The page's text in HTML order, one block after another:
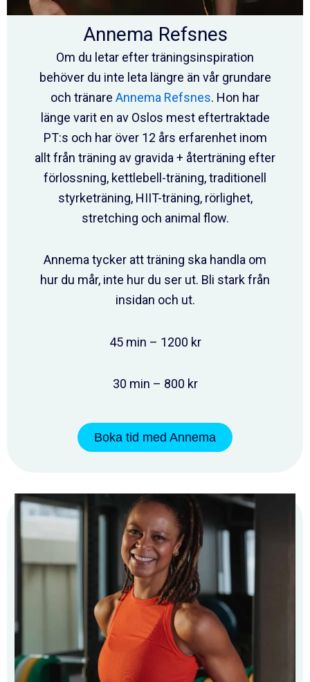
Annema Refsnes
Om du letar efter träningsinspiration
behöver du inte leta längre än vår grundare
och tränare Annema Refsnes. Hon har
länge varit en av Oslos mest eftertraktade
PT:s och har över 12 års erfarenhet inom
allt från träning av gravida + återträning efter
förlossning, kettlebell-träning, traditionell
styrketräning, HIIT-träning, rörlighet,
stretching och animal flow.
Annema tycker att träning ska handla om
hur du mår, inte hur du ser ut. Bli stark från
insidan och ut.
45 min – 1200 kr
30 min – 800 kr
Boka tid med Annema